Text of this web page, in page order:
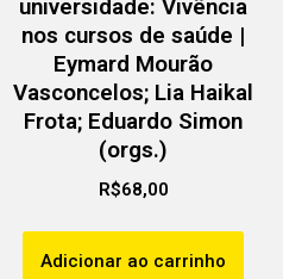
universidade: Vivência
nos cursos de saúde |
Eymard Mourão
Vasconcelos; Lia Haikal
Frota; Eduardo Simon
(orgs.)
R$68,00
Adicionar ao carrinho